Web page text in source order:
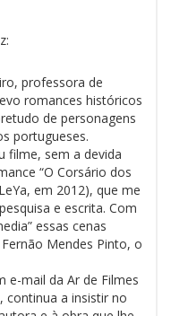
professora de
romances históricos
de personagens
portugueses.
filme, sem a devida
“O Corsário dos
em 2012), que me
e escrita. Com
essas cenas
Mendes Pinto, o
e-mail da Ar de Filmes
continua a insistir no